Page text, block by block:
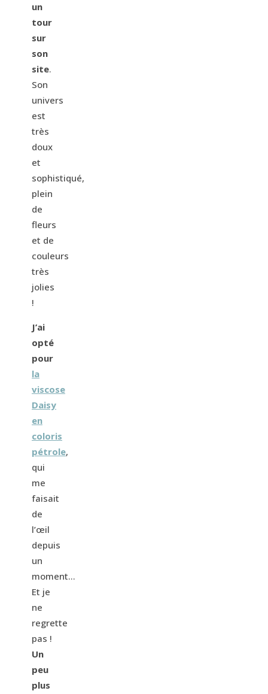
un
tour
sur
son
site.
Son
univers
est
très
doux
et
sophistiqué,
plein
de
fleurs
et de
couleurs
très
jolies
!
J’ai
opté
pour
la
viscose
Daisy
en
coloris
pétrole,
qui
me
faisait
de
l’œil
depuis
un
moment…
Et je
ne
regrette
pas !
Un
peu
plus